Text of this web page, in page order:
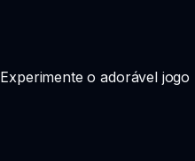
Experimente o adorável